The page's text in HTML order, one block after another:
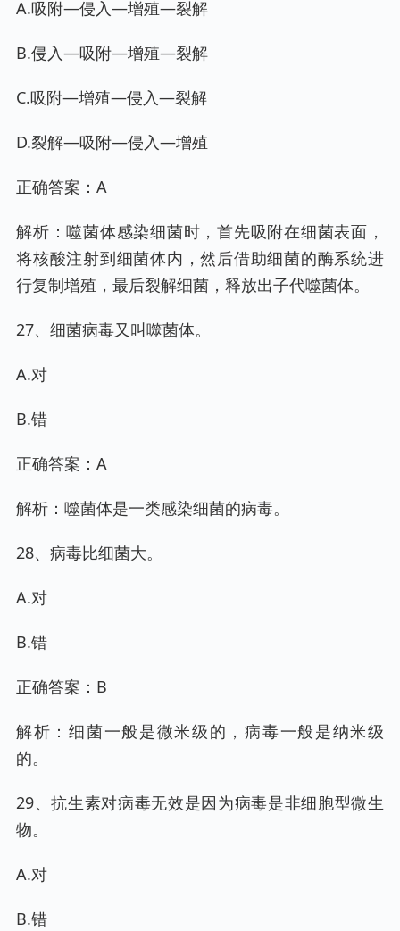
A.吸附—侵入—增殖—裂解
B.侵入—吸附—增殖—裂解
C.吸附—增殖—侵入—裂解
D.裂解—吸附—侵入—增殖
正确答案：A
解析：噬菌体感染细菌时，首先吸附在细菌表面，
将核酸注射到细菌体内，然后借助细菌的酶系统进
行复制增殖，最后裂解细菌，释放出子代噬菌体。
27、细菌病毒又叫噬菌体。
A.对
B.错
正确答案：A
解析：噬菌体是一类感染细菌的病毒。
28、病毒比细菌大。
A.对
B.错
正确答案：B
解析：细菌一般是微米级的，病毒一般是纳米级
的。
29、抗生素对病毒无效是因为病毒是非细胞型微生
物。
A.对
B.错